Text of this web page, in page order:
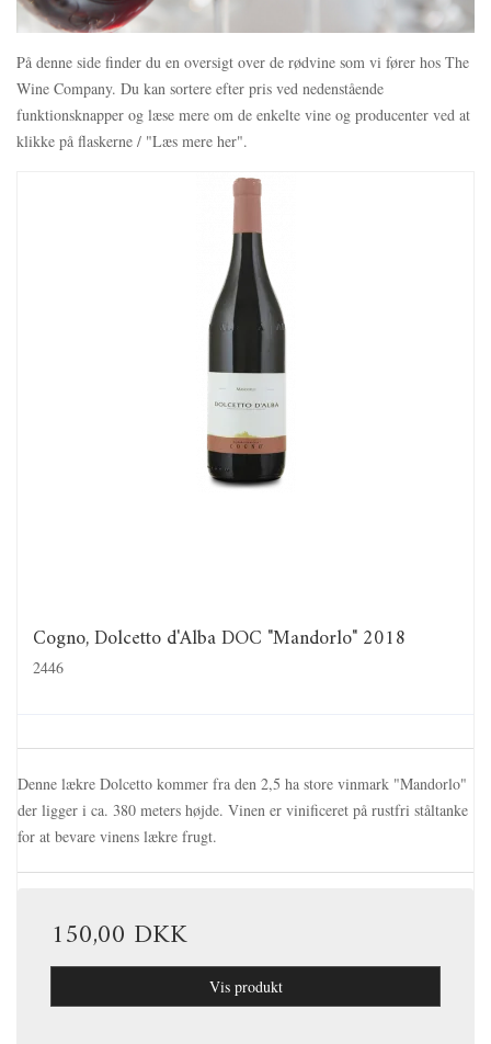
På denne side finder du en oversigt over de rødvine som vi fører hos The
Wine Company. Du kan sortere efter pris ved nedenstående
funktionsknapper og læse mere om de enkelte vine og producenter ved at
klikke på flaskerne / "Læs mere her".
Cogno, Dolcetto d'Alba DOC "Mandorlo" 2018
2446
Denne lækre Dolcetto kommer fra den 2,5 ha store vinmark "Mandorlo"
der ligger i ca. 380 meters højde. Vinen er vinificeret på rustfri ståltanke
for at bevare vinens lækre frugt.
150,00 DKK
Vis produkt